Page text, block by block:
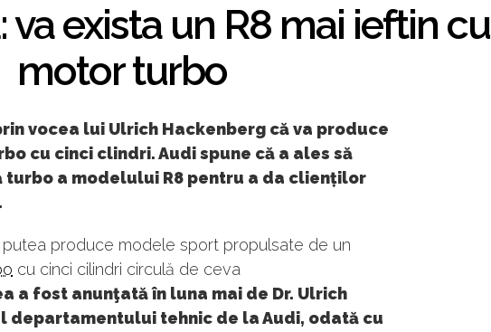
exista un R8 mai ieftin cu
motor turbo
vocea lui Ulrich Hackenberg că va produce
cu cinci clindri. Audi spune că a ales să
turbo a modelului R8 pentru a da clienților
putea produce modele sport propulsate de un
cu cinci cilindri circulă de ceva
a fost anunţată în luna mai de Dr. Ulrich
departamentului tehnic de la Audi, odată cu